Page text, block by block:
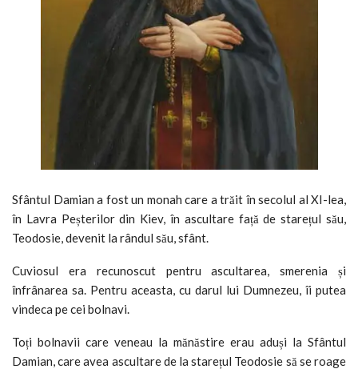
Sfântul Damian a fost un monah care a trăit în secolul al XI-lea,
în Lavra Peșterilor din Kiev, în ascultare față de starețul său,
Teodosie, devenit la rândul său, sfânt.
Cuviosul era recunoscut pentru ascultarea, smerenia și
înfrânarea sa. Pentru aceasta, cu darul lui Dumnezeu, îi putea
vindeca pe cei bolnavi.
Toți bolnavii care veneau la mănăstire erau aduși la Sfântul
Damian, care avea ascultare de la starețul Teodosie să se roage